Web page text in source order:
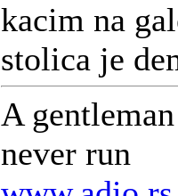
kacim na
stolica je
A
never run